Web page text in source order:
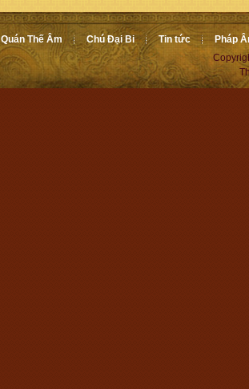
Quán Thế Âm Chú Đại Bi Tin tức
Pháp